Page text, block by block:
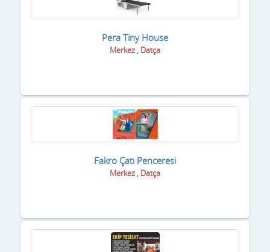
Pera Tiny House
Merkez , Datça
Fakro Çatı Penceresi
Merkez , Datça